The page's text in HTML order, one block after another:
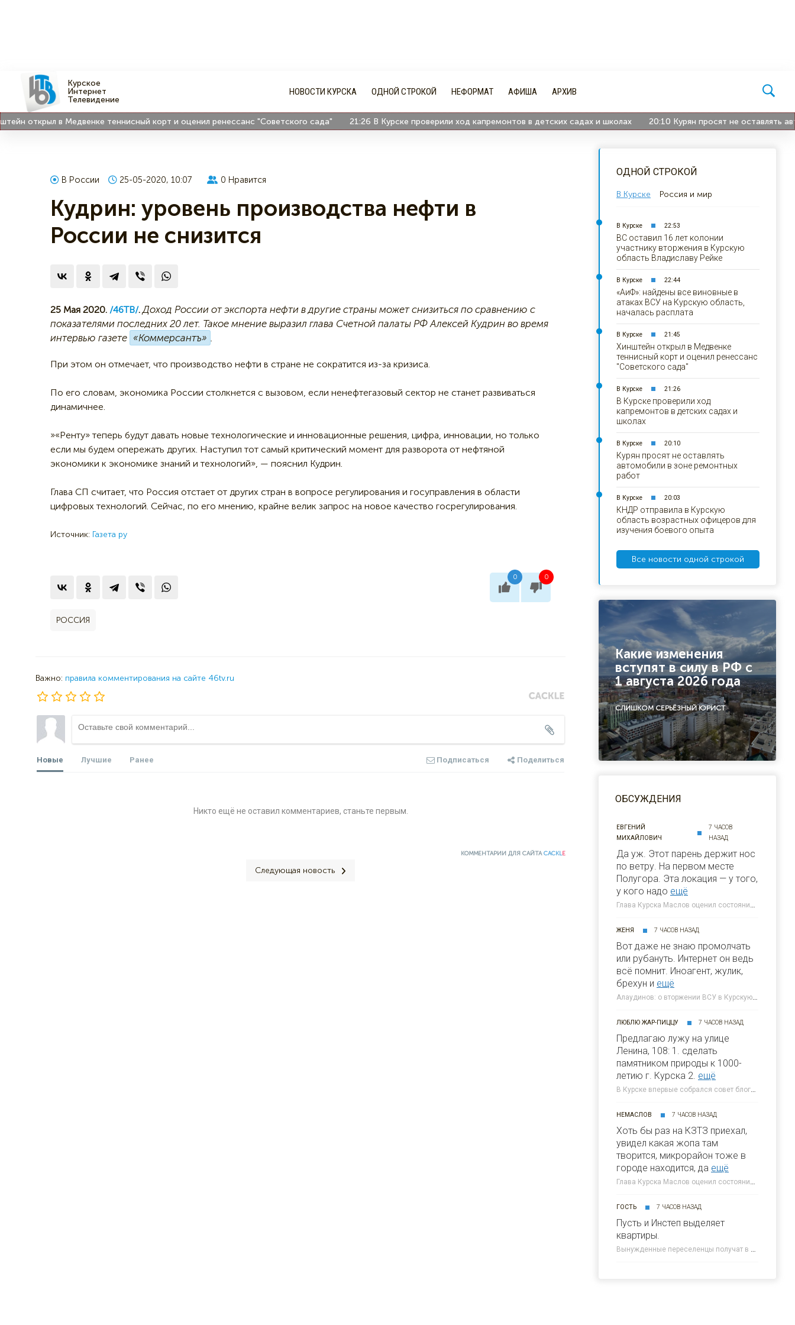
Курское
Интернет
Телевидение
НОВОСТИ КУРСКА ОДНОЙ СТРОКОЙ НЕФОРМАТ АФИША АРХИВ
открыл в Медвенке теннисный корт и оценил ренессанс "Советского сада" 21:26 В Курске проверили ход капремонтов в детских садах и школах 20:10 Курян просят не оставлять
В России 25-05-2020, 10:07 0 Нравится
Кудрин: уровень производства нефти в
России не снизится
25 Мая 2020. /46ТВ/.Доход России от экспорта нефти в другие страны может снизиться по сравнению с
показателями последних 20 лет. Такое мнение выразил глава Счетной палаты РФ Алексей Кудрин во время
интервью газете «Коммерсантъ» .
При этом он отмечает, что производство нефти в стране не сократится из-за кризиса.
По его словам, экономика России столкнется с вызовом, если ненефтегазовый сектор не станет развиваться
динамичнее.
»«Ренту» теперь будут давать новые технологические и инновационные решения, цифра, инновации, но только
если мы будем опережать других. Наступил тот самый критический момент для разворота от нефтяной
экономики к экономике знаний и технологий», — пояснил Кудрин.
Глава СП считает, что Россия отстает от других стран в вопросе регулирования и госуправления в области
цифровых технологий. Сейчас, по его мнению, крайне велик запрос на новое качество госрегулирования.
Источник: Газета ру
0 0
РОССИЯ
Важно: правила комментирования на сайте 46tv.ru
Новые Лучшие Ранее Подписаться Поделиться
Никто ещё не оставил комментариев, станьте первым.
КОММЕНТАРИИ ДЛЯ САЙТАCACKLE
Следующая новость
ОДНОЙ СТРОКОЙ
В Курске Россия и мир
В Курске 22:53
ВС оставил 16 лет колонии
участнику вторжения в Курскую
область Владиславу Рейке
В Курске 22:44
«АиФ»: найдены все виновные в
атаках ВСУ на Курскую область,
началась расплата
В Курске 21:45
Хинштейн открыл в Медвенке
теннисный корт и оценил ренессанс
"Советского сада"
В Курске 21:26
В Курске проверили ход
капремонтов в детских садах и
школах
В Курске 20:10
Курян просят не оставлять
автомобили в зоне ремонтных
работ
В Курске 20:03
КНДР отправила в Курскую
область возрастных офицеров для
изучения боевого опыта
Все новости одной строкой
Какие изменения
вступят в силу в РФ с
1 августа 2026 года
СЛИШКОМ СЕРЬЁЗНЫЙ ЮРИСТ
ОБСУЖДЕНИЯ
ЕВГЕНИЙ
МИХАЙЛОВИЧ
7 ЧАСОВ
НАЗАД
Да уж. Этот парень держит нос
по ветру. На первом месте
Полугора. Этa локация — у того,
у кого надо ещё
Глава Курска Маслов оценил состояние требующих благоустройства локаций » 46ТВ Курское Интернет Телевидение
ЖЕНЯ 7 ЧАСОВ НАЗАД
Вот даже не знаю промолчать
или рубануть. Интернет он ведь
всё помнит. Иноагент, жулик,
брехун и ещё
Алаудинов: о вторжении ВСУ в Курскую область я узнал от гражданских людей » 46ТВ Курское Интернет Телевидение
ЛЮБЛЮ ЖАР-ПИЦЦУ 7 ЧАСОВ НАЗАД
Предлагаю лужу на улице
Ленина, 108: 1. сделать
памятником природы к 1000-
летию г. Курска 2. ещё
В Курске впервые собрался совет блогеров при главе города » 46ТВ Курское Интернет Телевидение
НЕМАСЛОВ 7 ЧАСОВ НАЗАД
Хоть бы раз на КЗТЗ приехал,
увидел какая жопа там
творится, микрорайон тоже в
городе находится, да ещё
Глава Курска Маслов оценил состояние требующих благоустройства локаций » 46ТВ Курское Интернет Телевидение
ГОСТЬ 7 ЧАСОВ НАЗАД
Пусть и Инстеп выделяет
квартиры.
Вынужденные переселенцы получат в Курске около 300 квартир от КПД » 46ТВ Курское Интернет Телевидение